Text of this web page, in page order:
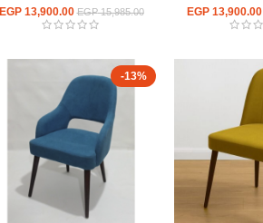
EGP13,900.00
EGP15,985.00
EGP13,900.00
-13%